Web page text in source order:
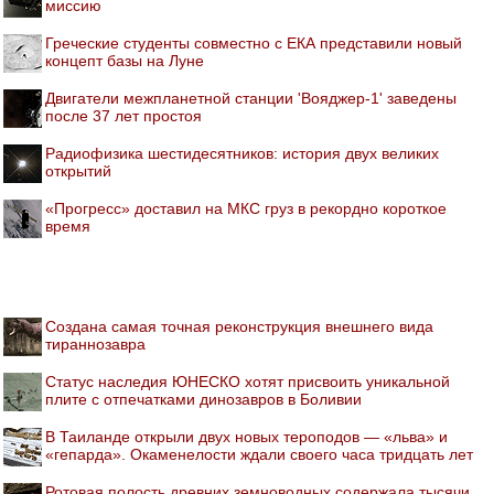
миссию
Греческие студенты совместно с ЕКА представили новый
концепт базы на Луне
Двигатели межпланетной станции 'Вояджер-1' заведены
после 37 лет простоя
Радиофизика шестидесятников: история двух великих
открытий
«Прогресс» доставил на МКС груз в рекордно короткое
время
Создана самая точная реконструкция внешнего вида
тираннозавра
Статус наследия ЮНЕСКО хотят присвоить уникальной
плите с отпечатками динозавров в Боливии
В Таиланде открыли двух новых тероподов — «льва» и
«гепарда». Окаменелости ждали своего часа тридцать лет